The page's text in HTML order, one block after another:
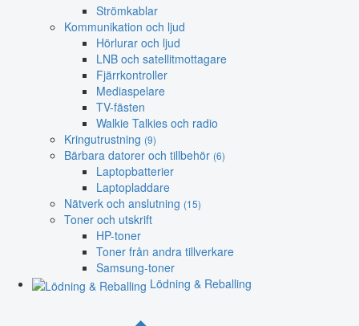
Strömkablar
Kommunikation och ljud
Hörlurar och ljud
LNB och satellitmottagare
Fjärrkontroller
Mediaspelare
TV-fästen
Walkie Talkies och radio
Kringutrustning (9)
Bärbara datorer och tillbehör (6)
Laptopbatterier
Laptopladdare
Nätverk och anslutning (15)
Toner och utskrift
HP-toner
Toner från andra tillverkare
Samsung-toner
Lödning & Reballing